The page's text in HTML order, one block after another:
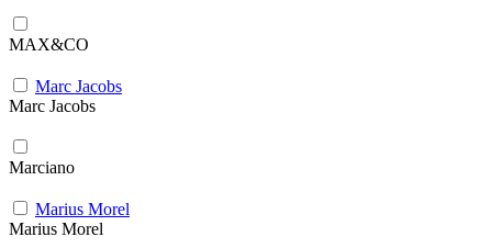
MAX&CO
Marc Jacobs
Marc Jacobs
Marciano
Marius Morel
Marius Morel